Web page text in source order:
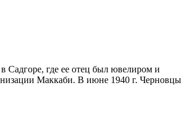
где ее отец был ювелиром и
Маккаби. В июне 1940 г. Черновцы